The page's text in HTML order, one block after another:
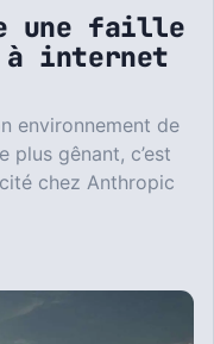
une faille
à internet
environnement de
gênant, c’est
chez Anthropic